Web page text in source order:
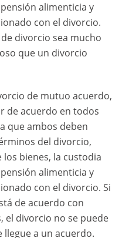
alimenticia y
con el divorcio.
divorcio sea mucho
que un divorcio
de mutuo acuerdo,
de acuerdo en todos
que ambos deben
del divorcio,
bienes, la custodia
alimenticia y
con el divorcio. Si
de acuerdo con
el divorcio no se puede
llegue a un acuerdo.